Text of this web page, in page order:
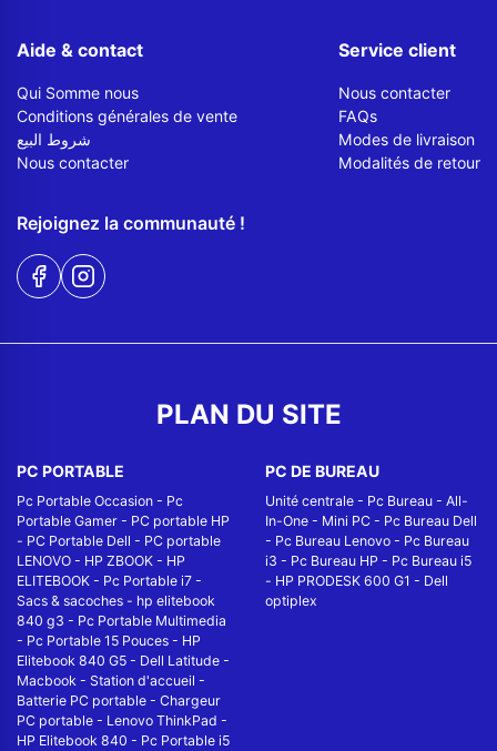
Aide & contact
Qui Somme nous
Conditions générales de vente
شروط البيع
Nous contacter
Service client
Nous contacter
FAQs
Modes de livraison
Modalités de retour
Rejoignez la communauté !
PLAN DU SITE
PC PORTABLE
Pc Portable Occasion - Pc
Portable Gamer - PC portable HP
- PC Portable Dell - PC portable
LENOVO - HP ZBOOK - HP
ELITEBOOK - Pc Portable i7 -
Sacs & sacoches - hp elitebook
840 g3 - Pc Portable Multimedia
- Pc Portable 15 Pouces - HP
Elitebook 840 G5 - Dell Latitude -
Macbook - Station d'accueil -
Batterie PC portable - Chargeur
PC portable - Lenovo ThinkPad -
HP Elitebook 840 - Pc Portable i5
PC DE BUREAU
Unité centrale - Pc Bureau - All-
In-One - Mini PC - Pc Bureau Dell
- Pc Bureau Lenovo - Pc Bureau
i3 - Pc Bureau HP - Pc Bureau i5
- HP PRODESK 600 G1 - Dell
optiplex